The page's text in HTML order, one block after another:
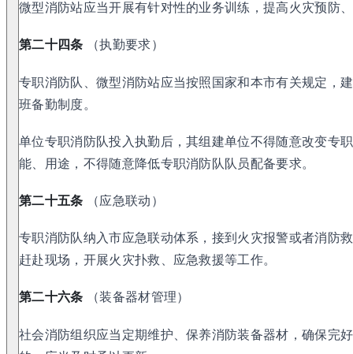
微型消防站应当开展有针对性的业务训练，提高火灾预防
第二十四条 （执勤要求）
专职消防队、微型消防站应当按照国家和本市有关规定，
班备勤制度。
单位专职消防队投入执勤后，其组建单位不得随意改变专
能、用途，不得随意降低专职消防队队员配备要求。
第二十五条 （应急联动）
专职消防队纳入市应急联动体系，接到火灾报警或者消防
赶赴现场，开展火灾扑救、应急救援等工作。
第二十六条 （装备器材管理）
社会消防组织应当定期维护、保养消防装备器材，确保完